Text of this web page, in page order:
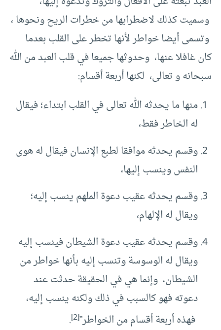
وسميت كذلك لاضطرابها من خطرات الريح ونحوها ،
وتسمى أيضا خواطر لأنها تخطر على القلب بعدما
كان غافلا عنها، وحدوثها جميعا في قلب العبد من الله
سبحانه و تعالى، لكنها أربعة أقسام:
منها ما يحدثه الله تعالى في القلب ابتداء؛ فيقال
له الخاطر فقط،
وقسم يحدثه موافقا لطبع الإنسان فيقال له هوى
النفس وينسب إليها،
وقسم يحدثه عقيب دعوة الملهم ينسب إليه؛
ويقال له الإلهام،
وقسم يحدثه عقيب دعوة الشيطان فينسب إليه
ويقال له الوسوسة وتنسب إليه بأنها خواطر من
الشيطان، وإنما هي في الحقيقة حدثت عند
دعوته فهو كالسبب في ذلك ولكنه ينسب إليه،
فهذه أربعة أقسام من الخواطر”[2]
.